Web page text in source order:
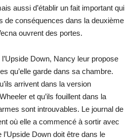
aussi d’établir un fait important qui
de conséquences dans la deuxième
ouvrent des portes.
Down, Nancy leur propose
qu’elle garde dans sa chambre.
arrivent dans la version
et qu’ils fouillent dans la
sont introuvables. Le journal de
où elle a commencé à sortir avec
Down doit être dans le